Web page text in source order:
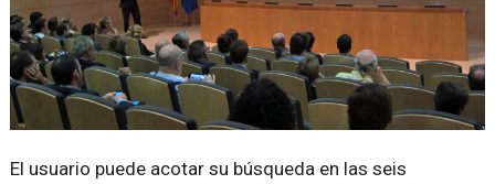
El usuario puede acotar su búsqueda en las seis